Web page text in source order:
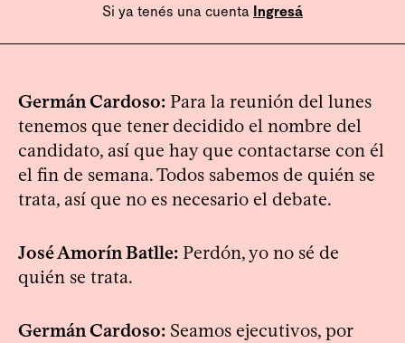
Si ya tenés una cuenta Ingresá
Germán Cardoso: Para la reunión del lunes
tenemos que tener decidido el nombre del
candidato, así que hay que contactarse con él
el fin de semana. Todos sabemos de quién se
trata, así que no es necesario el debate.
José Amorín Batlle: Perdón, yo no sé de
quién se trata.
Germán Cardoso: Seamos ejecutivos, por